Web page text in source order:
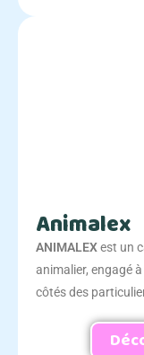
Animalex
ANIMALEXest un
animalier, engagé
côtés des